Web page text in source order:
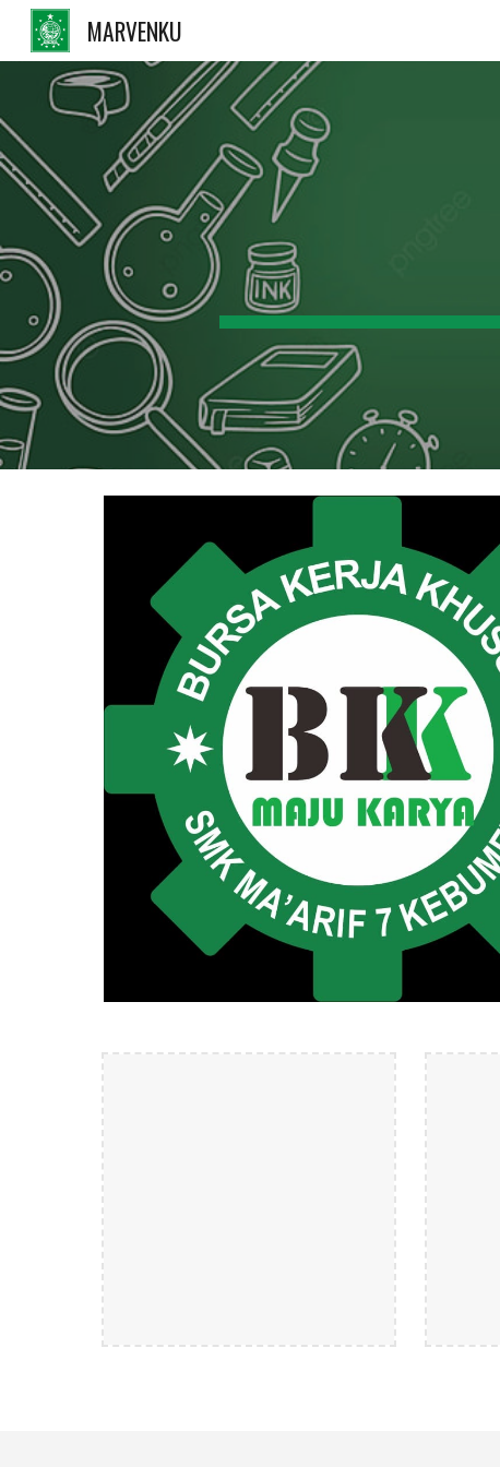
MARVENKU